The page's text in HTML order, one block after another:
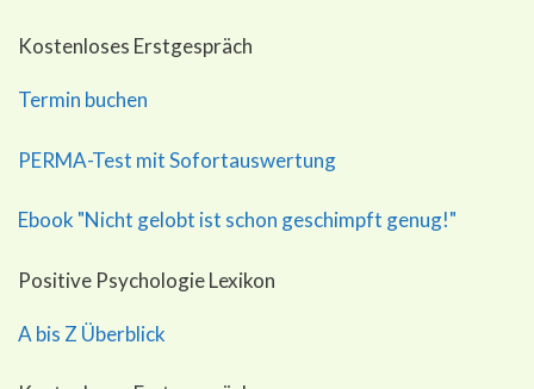
Kostenloses Erstgespräch
Termin buchen
PERMA-Test mit Sofortauswertung
Ebook "Nicht gelobt ist schon geschimpft genug!"
Positive Psychologie Lexikon
A bis Z Überblick